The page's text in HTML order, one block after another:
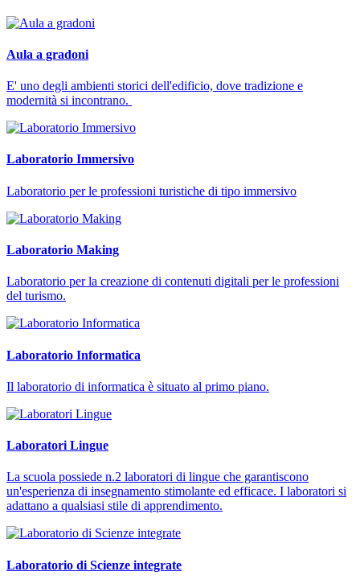
Aula a gradoni
E' uno degli ambienti storici dell'edificio, dove tradizione e
modernità si incontrano.
Laboratorio Immersivo
Laboratorio per le professioni turistiche di tipo immersivo
Laboratorio Making
Laboratorio per la creazione di contenuti digitali per le professioni
del turismo.
Laboratorio Informatica
Il laboratorio di informatica è situato al primo piano.
Laboratori Lingue
La scuola possiede n.2 laboratori di lingue che garantiscono
un'esperienza di insegnamento stimolante ed efficace. I laboratori si
adattano a qualsiasi stile di apprendimento.
Laboratorio di Scienze integrate